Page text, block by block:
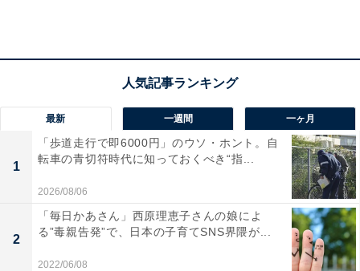
「邑楽郡邑楽町」は、国道354・122号線に囲まれ、車で
のアクセスが便利な地域です。町内には、多々良沼公園
やシンボルタワー未来MiRAiなどの自然豊かな観光施設
が充実。また、太田市や館林市と接しているためべッド
タウンとしても人気です。
最新 一週間 一ヶ月
1
「歩道走行で即6000円」のウソ・ホント。自
転車の青切符時代に知っておくべき“指...
2026/08/06
2
「毎日かあさん」西原理恵子さんの娘によ
る”毒親告発”で、日本の子育てSNS界隈が...
2022/06/08